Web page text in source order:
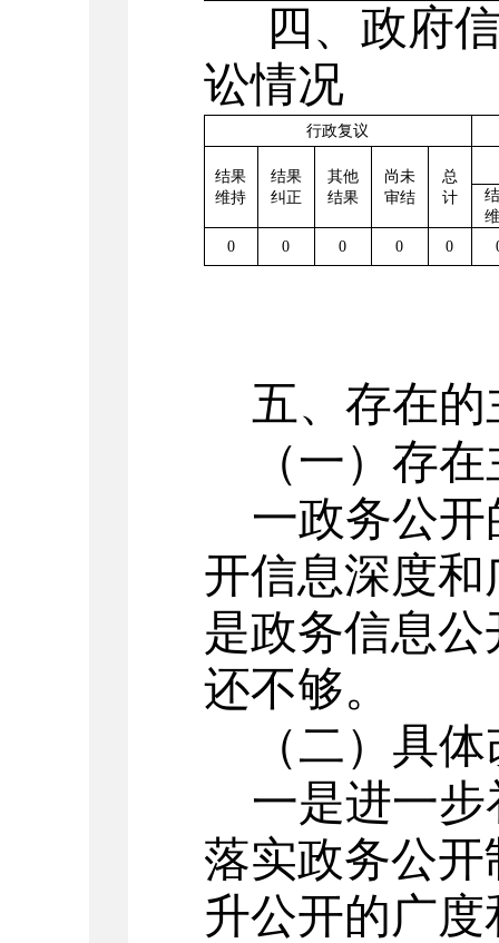
四、政府信
讼情况
行政复议
结果
维持
结果
纠正
其他
结果
尚未
审结
总
计
0
0 0 0 0
五、 存在的
（一） 存在
一政务公
开信息深度
是政务信息公
还不够。
（二） 具体
一是进一步
落实政务公
升公开的广